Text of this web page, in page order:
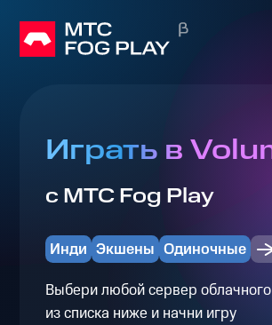
Играть в
с МТС Fog Play
Инди Экшены Одиночные
Выбери любой сервер
из списка ниже и начни игру